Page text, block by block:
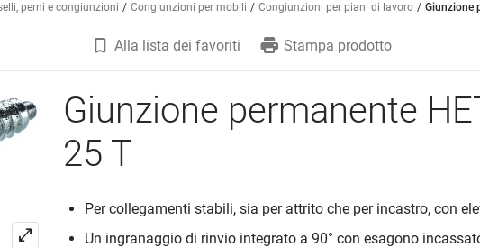
perni e congiunzioni Congiunzioni per mobili Congiunzioni per piani di lavoro Giunzione
Alla lista dei favoriti Stampa prodotto
Giunzione permanente
25 T
Per collegamenti stabili, sia per attrito che per incastro, con
Un ingranaggio di rinvio integrato a 90° con esagono